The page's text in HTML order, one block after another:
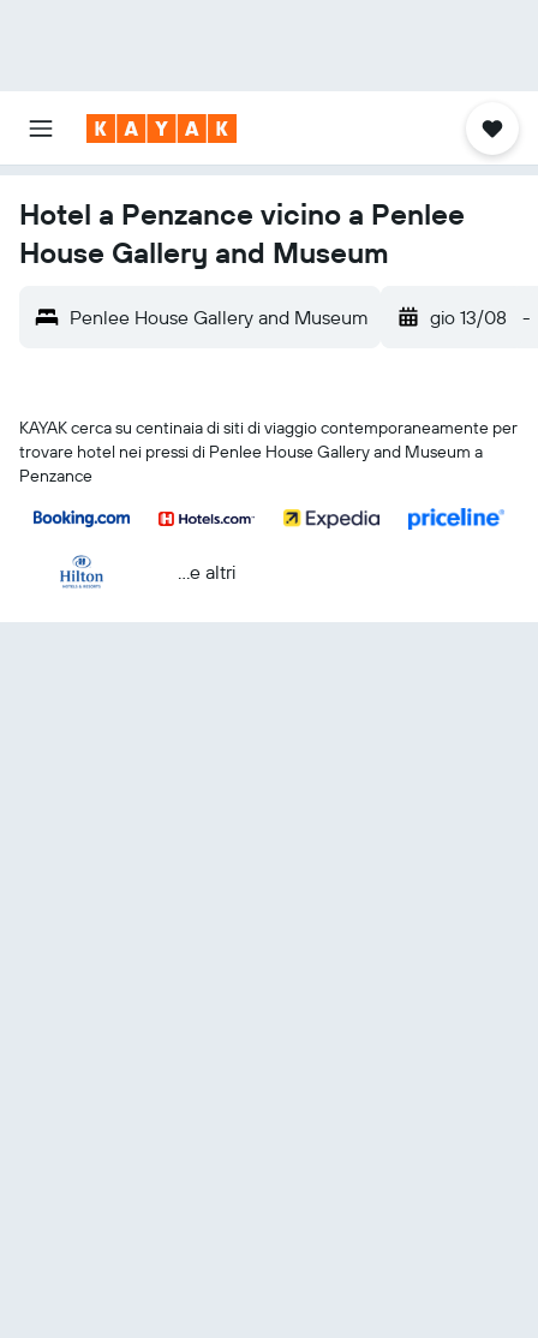
Hotel a Penzance vicino a Penlee
House Gallery and Museum
Penlee House Gallery and Museum gio 13/08 -
KAYAK cerca su centinaia di siti di viaggio contemporaneamente per
trovare hotel nei pressi di Penlee House Gallery and Museum a
Penzance
...e altri